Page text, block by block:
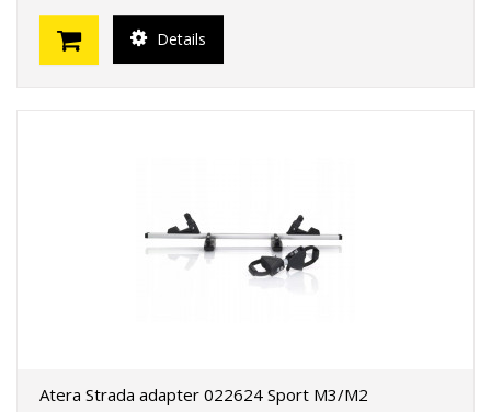
Details
Atera Strada adapter 022624 Sport M3/M2